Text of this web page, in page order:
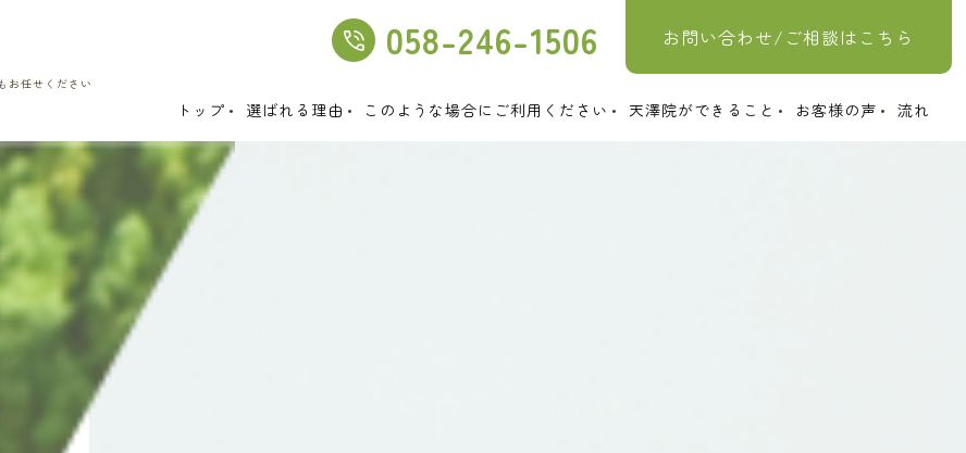
お任せください
058-246-1506 お問い合わせ/ご相談はこちら
トップ 選ばれる理由 このような場合にご利用ください 天澤院ができること お客様の声 流れ